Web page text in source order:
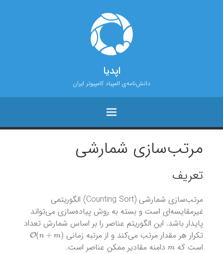
اپدیا
دانش‌نامه‌ی المپیاد کامپیوتر ایران
مرتب‌سازی شمارشی
تعریف
مرتب‌سازی شمارشی (Counting Sort) الگوریتمی
غیرمقایسه‌ای است و بسته به روش پیاده‌سازی می‌تواند
پایدار باشد. این الگوریتم عناصر را بر اساس شمارش تعداد
تکرار هر مقدار مرتب می‌کند و از مرتبه زمانی
O(n +m)
است که m دامنه مقادیر ممکن عناصر است.